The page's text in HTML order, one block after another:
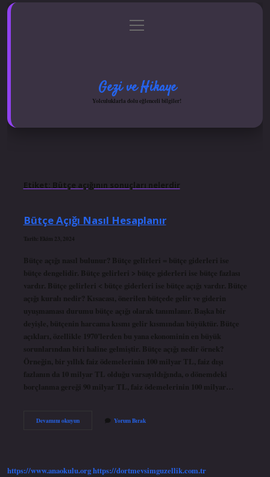
Gizlilik Politikası
menüyü
aç
Gezi ve Hikaye
Yolculuklarla dolu eğlenceli bilgiler!
Etiket: Bütçe açığının sonuçları nelerdir
Bütçe Açığı Nasıl Hesaplanır
Tarih: Ekim 23, 2024
Bütçe açığı nasıl bulunur? Bütçe gelirleri = bütçe giderleri ise
bütçe dengelidir. Bütçe gelirleri > bütçe giderleri ise bütçe fazlası
vardır. Bütçe gelirleri < bütçe giderleri ise bütçe açığı vardır. Bütçe
açığı kuralı nedir? Kısacası, önerilen bütçede gelir ve giderin
uyuşmaması durumu bütçe açığı olarak tanımlanır. Başka bir
deyişle, bütçenin harcama kısmı gelir kısmından büyüktür. Bütçe
açıkları, özellikle 1970’lerden bu yana ekonominin en büyük
sorunlarından biri haline gelmiştir. Bütçe açığı nedir örnek?
Örneğin, bir yıllık faiz ödemelerinin 100 milyar TL, faiz dışı
fazlanın da 10 milyar TL olduğu varsayıldığında, o dönemdeki
borçlanma gereği 90 milyar TL, faiz ödemelerinin 100 milyar…
Devamını okuyunBütçe
Yorum Bırak
https://www.anaokulu.orghttps://dortmevsimguzellik.com.tr